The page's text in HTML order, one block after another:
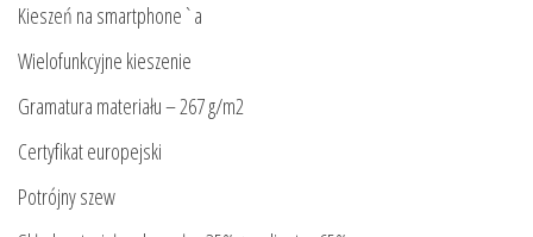
Kieszeń na smartphone`a
Wielofunkcyjne kieszenie
Gramatura materiału – 267 g/m2
Certyfikat europejski
Potrójny szew